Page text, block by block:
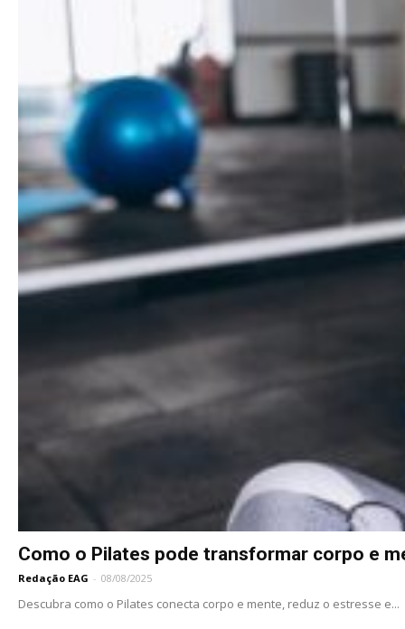
Como o Pilates pode transformar corpo e
Redação EAG - 08/08/2025
Descubra como o Pilates conecta corpo e mente, reduz o estresse e...